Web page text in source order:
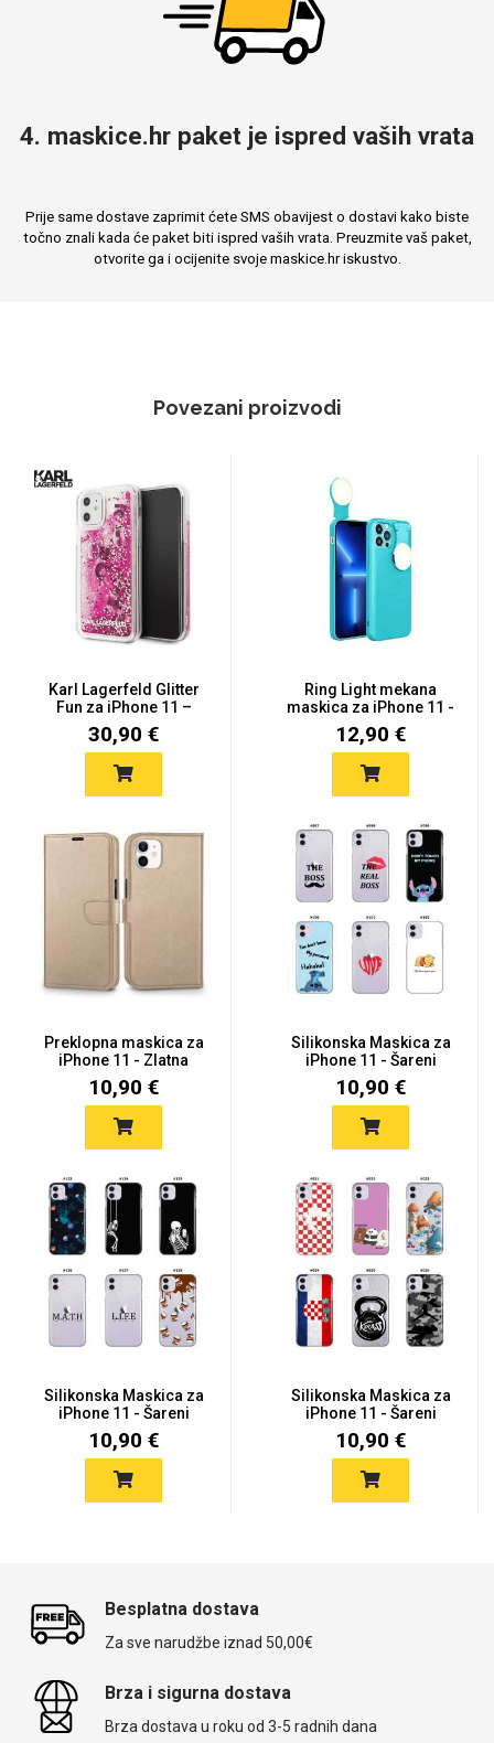
4. maskice.hr paket je ispred vaših vrata
Prije same dostave zaprimit ćete SMS obavijest o dostavi kako biste
točno znali kada će paket biti ispred vaših vrata. Preuzmite vaš paket,
otvorite ga i ocijenite svoje maskice.hr iskustvo.
Povezani proizvodi
Karl Lagerfeld Glitter
Fun za iPhone 11 –
Roza
30,90 €
Ring Light mekana
maskica za iPhone 11 -
Više...
12,90 €
Preklopna maskica za
iPhone 11 - Zlatna
10,90 €
Silikonska Maskica za
iPhone 11 - Šareni
motiv...
10,90 €
Silikonska Maskica za
iPhone 11 - Šareni
motiv...
10,90 €
Silikonska Maskica za
iPhone 11 - Šareni
motiv...
10,90 €
Besplatna dostava
Za sve narudžbe iznad 50,00€
Brza i sigurna dostava
Brza dostava u roku od 3-5 radnih dana